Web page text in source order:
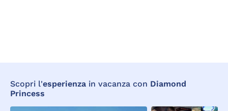
Scopri l'esperienza in vacanza con Diamond
Princess